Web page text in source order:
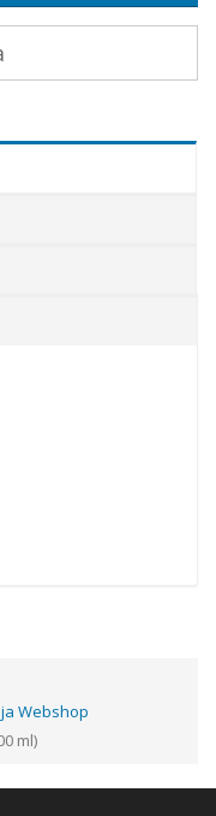
Webshop
ml)